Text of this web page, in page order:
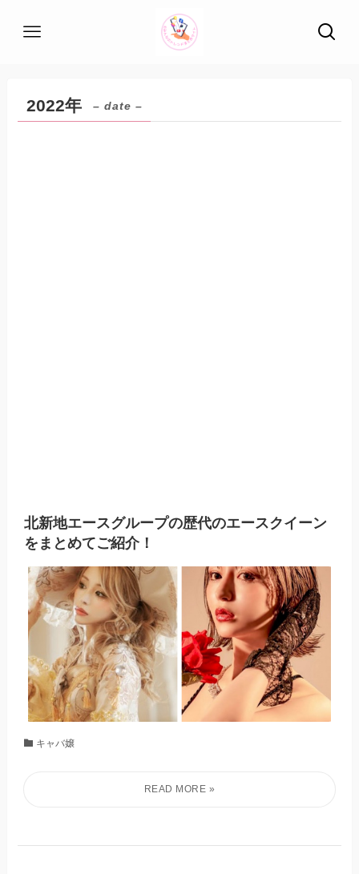
2022年 – date –
北新地エースグループの歴代のエースクイーン
をまとめてご紹介！
キャバ嬢